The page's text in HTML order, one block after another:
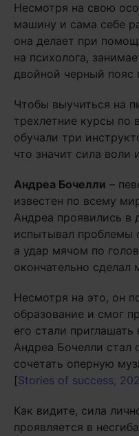
Несмотря на свою
машину и сама себе
она делает при
на психолога,
двойной черный пояс
Чтобы выучиться на
трехлетние курсы по
обучали три
что значит сила воли
Андреа Бочелли –
известен по всему
Андреа проявились в
испытывал проблемы
а удар мячом по
окончательно сделал
Несмотря на это, он
образование и смог
его стали
Андреа Бочелли стал
сочетать оперную
[Stories of success,
Как видите, сила
проявляется в